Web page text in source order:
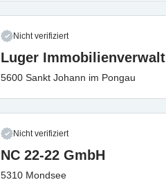
Nicht verifiziert
Luger
5600 Sankt Johann im Pongau
Nicht verifiziert
NC 22-22 GmbH
5310 Mondsee